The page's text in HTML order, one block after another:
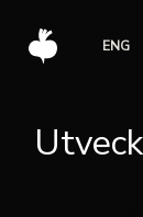
ENG